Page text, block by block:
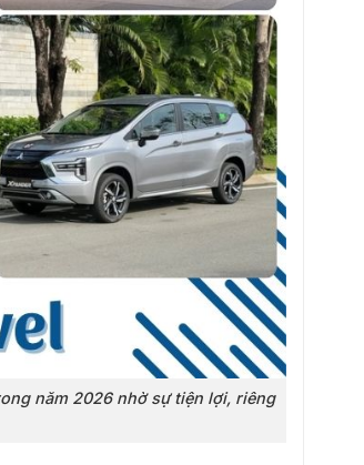
năm 2026 nhờ sự tiện lợi, riêng